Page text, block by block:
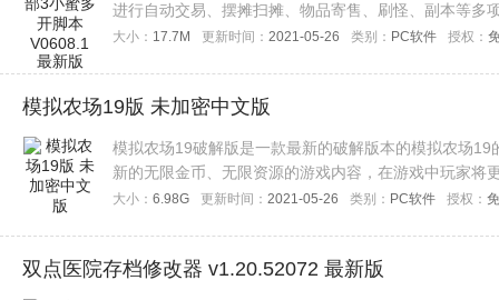
进行自动交易、摆摊扫摊、物品寄售、刷怪、副本等多
速成为大佬。
大小： 17.7M 更新时间： 2021-05-26 类别： PC软件 授权：
模拟农场19版 未加密中文版
模拟农场19破解版是一款最新的破解版本的模拟农场
新的无限金币、无限资源的游戏内容，在游戏中玩家将
的玩家们赶快来下载这款破解版的游戏试玩吧！
大小： 6.98G 更新时间： 2021-05-26 类别： PC软件 授权：
双点医院存档修改器 v1.20.52072 最新版